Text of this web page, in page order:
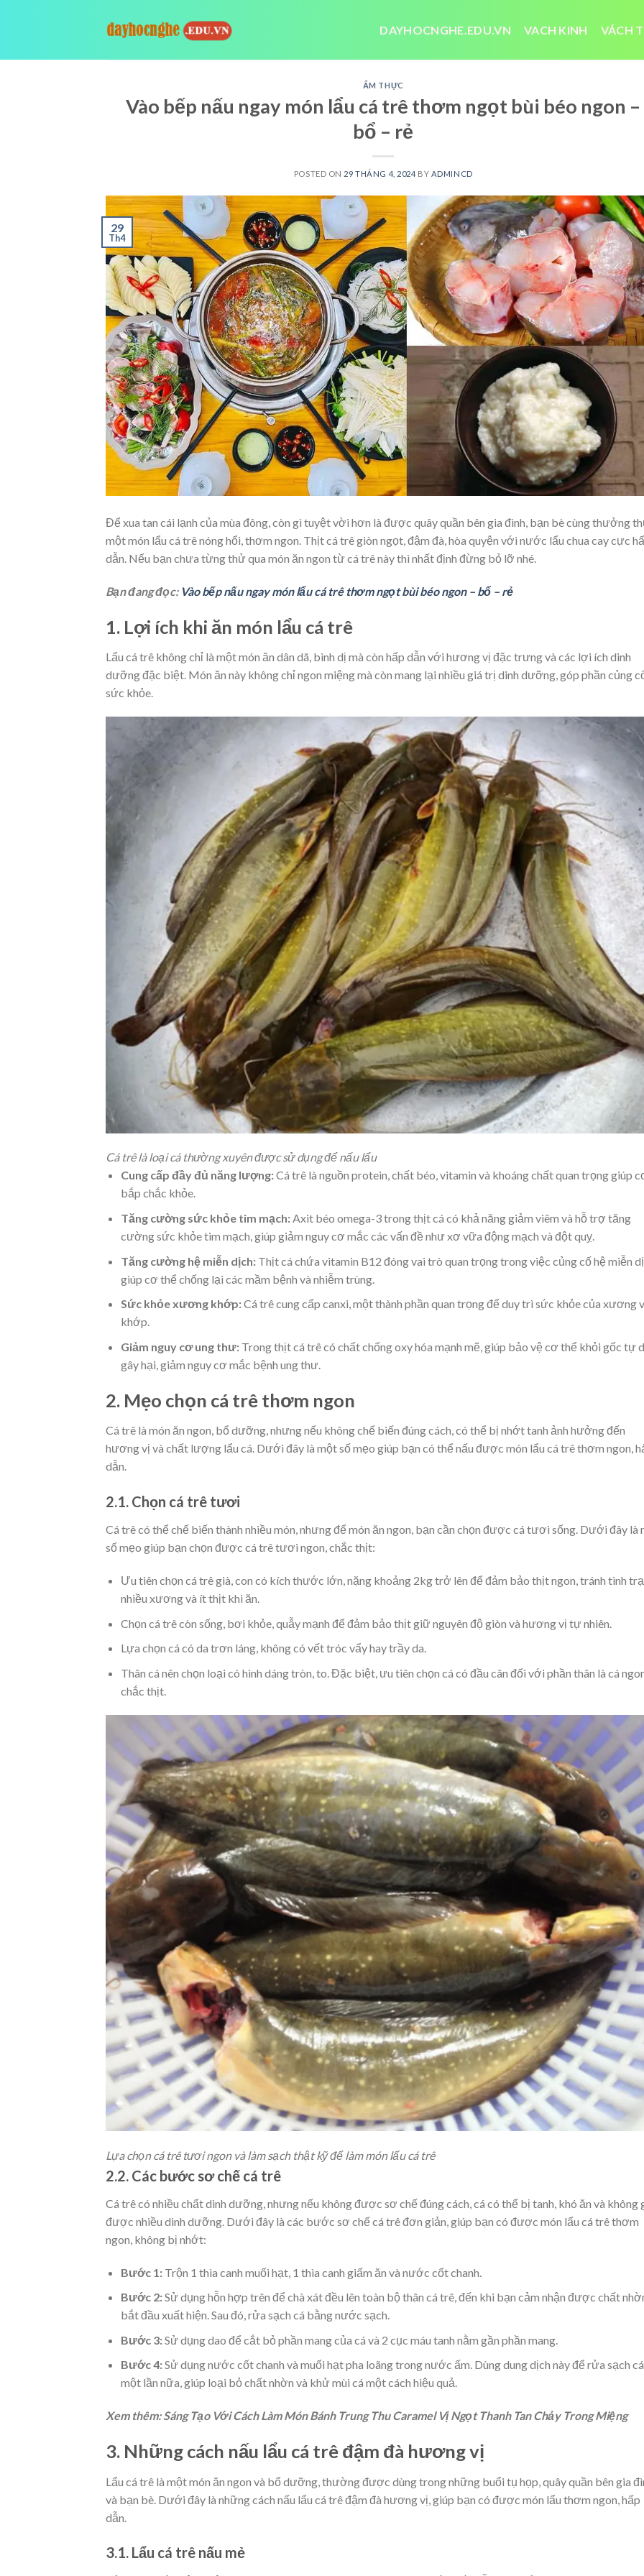
DAYHOCNGHE.EDU.VN VACH KINH VÁCH
ẨM THỰC
Vào bếp nấu ngay món lẩu cá trê thơm ngọt bùi béo ngon –
bổ – rẻ
POSTED ON 29 THÁNG 4, 2024 BY ADMINCD
29
Th4
Để xua tan cái lạnh của mùa đông, còn gì tuyệt vời hơn là được quây quần bên gia đình, bạn bè cùng thưởng
một món lẩu cá trê nóng hổi, thơm ngon. Thịt cá trê giòn ngọt, đậm đà, hòa quyện với nước lẩu chua cay cực
dẫn. Nếu bạn chưa từng thử qua món ăn ngon từ cá trê này thì nhất định đừng bỏ lỡ nhé.
Bạn đang đọc: Vào bếp nấu ngay món lẩu cá trê thơm ngọt bùi béo ngon – bổ – rẻ
1. Lợi ích khi ăn món lẩu cá trê
Lẩu cá trê không chỉ là một món ăn dân dã, bình dị mà còn hấp dẫn với hương vị đặc trưng và các lợi ích dinh
dưỡng đặc biệt. Món ăn này không chỉ ngon miệng mà còn mang lại nhiều giá trị dinh dưỡng, góp phần củng
sức khỏe.
Cá trê là loại cá thường xuyên được sử dụng để nấu lẩu
Cung cấp đầy đủ năng lượng:Cá trê là nguồn protein, chất béo, vitamin và khoáng chất quan trọng giúp
bắp chắc khỏe.
Tăng cường sức khỏe tim mạch:Axit béo omega-3 trong thịt cá có khả năng giảm viêm và hỗ trợ tăng
cường sức khỏe tim mạch, giúp giảm nguy cơ mắc các vấn đề như xơ vữa động mạch và đột quỵ.
Tăng cường hệ miễn dịch:Thịt cá chứa vitamin B12 đóng vai trò quan trọng trong việc củng cố hệ miễn
giúp cơ thể chống lại các mầm bệnh và nhiễm trùng.
Sức khỏe xương khớp:Cá trê cung cấp canxi, một thành phần quan trọng để duy trì sức khỏe của xương
khớp.
Giảm nguy cơ ung thư: Trong thịt cá trê có chất chống oxy hóa mạnh mẽ, giúp bảo vệ cơ thể khỏi gốc tự
gây hại, giảm nguy cơ mắc bệnh ung thư.
2. Mẹo chọn cá trê thơm ngon
Cá trê là món ăn ngon, bổ dưỡng, nhưng nếu không chế biến đúng cách, có thể bị nhớt tanh ảnh hưởng đến
hương vị và chất lượng lẩu cá. Dưới đây là một số mẹo giúp bạn có thể nấu được món lẩu cá trê thơm ngon,
dẫn.
2.1. Chọn cá trê tươi
Cá trê có thể chế biến thành nhiều món, nhưng để món ăn ngon, bạn cần chọn được cá tươi sống. Dưới đây là
số mẹo giúp bạn chọn được cá trê tươi ngon, chắc thịt:
Ưu tiên chọn cá trê già, con có kích thước lớn, nặng khoảng 2kg trở lên để đảm bảo thịt ngon, tránh tình
nhiều xương và ít thịt khi ăn.
Chọn cá trê còn sống, bơi khỏe, quẫy mạnh để đảm bảo thịt giữ nguyên độ giòn và hương vị tự nhiên.
Lựa chọn cá có da trơn láng, không có vết tróc vẩy hay trầy da.
Thân cá nên chọn loại có hình dáng tròn, to. Đặc biệt, ưu tiên chọn cá có đầu cân đối với phần thân là cá
chắc thịt.
Lựa chọn cá trê tươi ngon và làm sạch thật kỹ để làm món lẩu cá trê
2.2. Các bước sơ chế cá trê
Cá trê có nhiều chất dinh dưỡng, nhưng nếu không được sơ chế đúng cách, cá có thể bị tanh, khó ăn và không
được nhiều dinh dưỡng. Dưới đây là các bước sơ chế cá trê đơn giản, giúp bạn có được món lẩu cá trê thơm
ngon, không bị nhớt:
Bước 1: Trộn 1 thìa canh muối hạt, 1 thìa canh giấm ăn và nước cốt chanh.
Bước 2:Sử dụng hỗn hợp trên để chà xát đều lên toàn bộ thân cá trê, đến khi bạn cảm nhận được chất
bắt đầu xuất hiện. Sau đó, rửa sạch cá bằng nước sạch.
Bước 3:Sử dụng dao để cắt bỏ phần mang của cá và 2 cục máu tanh nằm gần phần mang.
Bước 4:Sử dụng nước cốt chanh và muối hạt pha loãng trong nước ấm. Dùng dung dịch này để rửa sạch cá
một lần nữa, giúp loại bỏ chất nhờn và khử mùi cá một cách hiệu quả.
Xem thêm: Sáng Tạo Với Cách Làm Món Bánh Trung Thu Caramel Vị Ngọt Thanh Tan Chảy Trong Miệng
3. Những cách nấu lẩu cá trê đậm đà hương vị
Lẩu cá trê là một món ăn ngon và bổ dưỡng, thường được dùng trong những buổi tụ họp, quây quần bên gia
và bạn bè. Dưới đây là những cách nấu lẩu cá trê đậm đà hương vị, giúp bạn có được món lẩu thơm ngon, hấp
dẫn.
3.1. Lẩu cá trê nấu mẻ